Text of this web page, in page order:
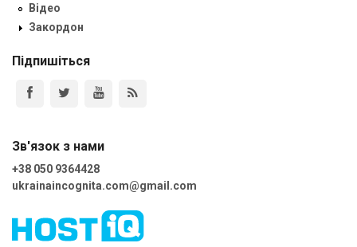
Відео
Закордон
Підпишіться
Зв'язок з нами
+38 050 9364428
ukrainaincognita.com@gmail.com